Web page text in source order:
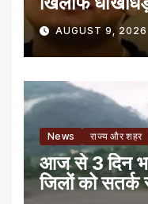
AUGUST 9, 2026
News राज्य और शहर
आज से 3 दिन
जिलों को सतर्क